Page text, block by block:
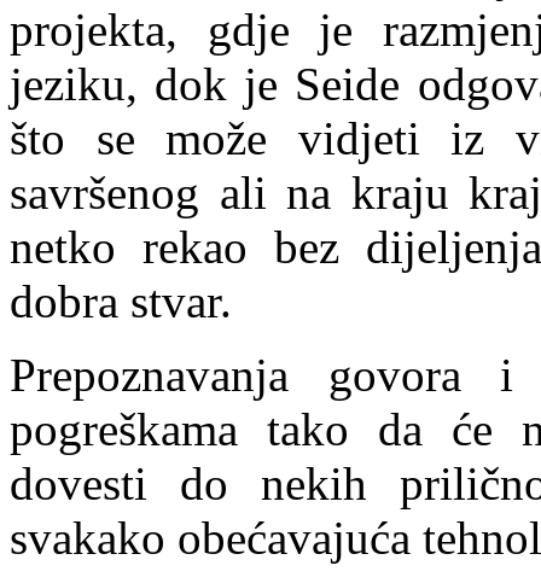
projekta, gdje je
jeziku, dok je Seide
što se može vidjeti iz
savršenog ali na kraju
netko rekao bez
dobra stvar.
Prepoznavanja govora
pogreškama tako da će
dovesti do nekih
svakako obećavajuća